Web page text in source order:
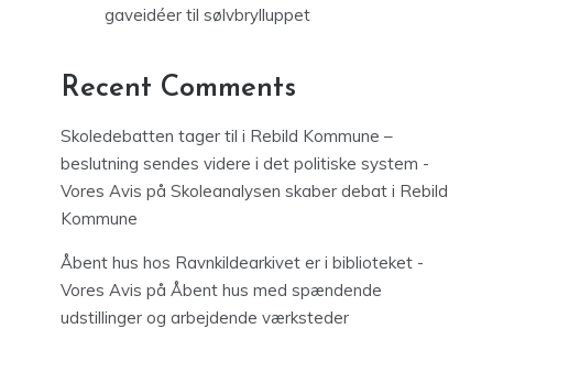
gaveidéer til sølvbrylluppet
Recent Comments
Skoledebatten tager til i Rebild Kommune –
beslutning sendes videre i det politiske system -
Vores Avis på Skoleanalysen skaber debat i Rebild
Kommune
Åbent hus hos Ravnkildearkivet er i biblioteket -
Vores Avis på Åbent hus med spændende
udstillinger og arbejdende værksteder